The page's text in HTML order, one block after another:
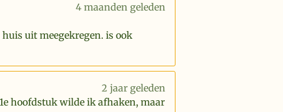
4 maanden geleden
uit meegekregen. is ook
2 jaar geleden
hoofdstuk wilde ik afhaken, maar